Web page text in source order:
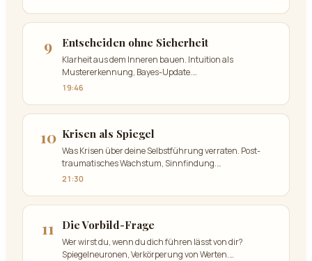
9 Entscheiden ohne Sicherheit
Klarheit aus dem Inneren bauen. Intuition als
Mustererkennung, Bayes-Update.…
19:46
10 Krisen als Spiegel
Was Krisen über deine Selbstführung verraten. Post-
traumatisches Wachstum, Sinnfindung.…
21:30
11 Die Vorbild-Frage
Wer wirst du, wenn du dich führen lässt von dir?
Spiegelneuronen, Verkörperung von Werten.…